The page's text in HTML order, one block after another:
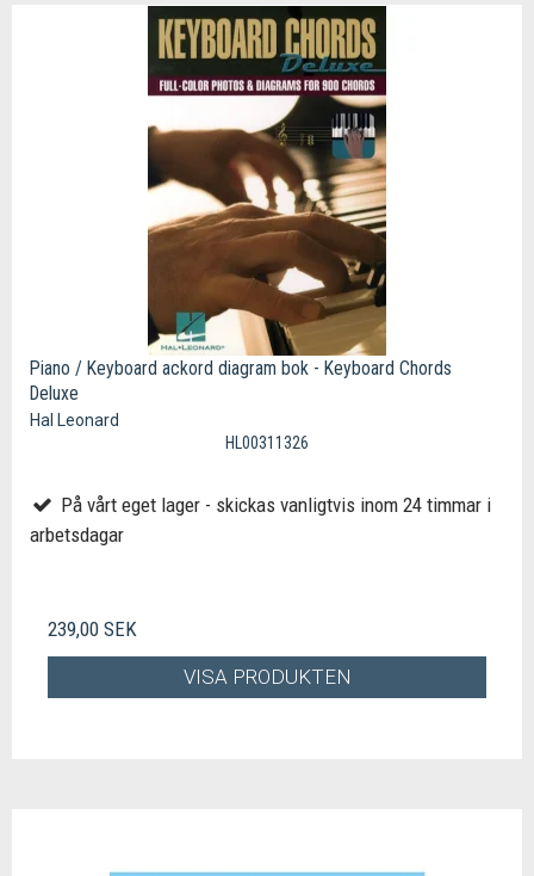
Piano / Keyboard ackord diagram bok - Keyboard Chords
Deluxe
Hal Leonard
HL00311326
På vårt eget lager - skickas vanligtvis inom 24 timmar i
arbetsdagar
239,00 SEK
VISA PRODUKTEN